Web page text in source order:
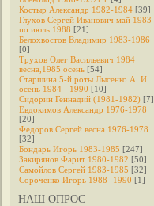
Костыр Александр 1982-1984 [39]
Глухов Сергей Иванович май 1983
по июль 1988 [21]
Белохвостов Владимир 1983-1986
[0]
Трухов Олег Васильевич 1984
весна,1985 осень [54]
Старшина 5-й роты Лысенко А. И.
осень 1984 - 1990 [10]
Сидорин Геннадий (1981-1982) [7]
Евдокимов Александр 1976-1978
[20]
Федоров Cергей весна 1976-1978
[32]
Бондарь Игорь 1983-1985 [247]
Закирянов Фарит 1980-1982 [50]
Самойлов Сергей 1983-1985 [32]
Сороченко Игорь 1988 -1990 [1]
НАШ ОПРОС